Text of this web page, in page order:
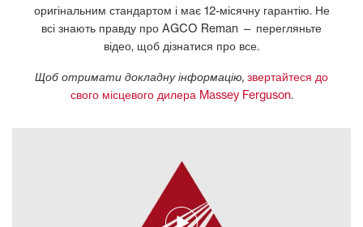
оригінальним стандартом і має 12-місячну гарантію. Не
всі знають правду про AGCO Reman — перегляньте
відео, щоб дізнатися про все.
Щоб отримати докладну інформацію, звертайтеся до
свого місцевого дилера Massey Ferguson.